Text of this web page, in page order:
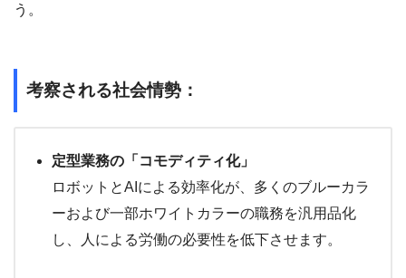
う。
考察される社会情勢：
定型業務の「コモディティ化」
ロボットとAIによる効率化が、多くのブルーカラ
ーおよび一部ホワイトカラーの職務を汎用品化
し、人による労働の必要性を低下させます。